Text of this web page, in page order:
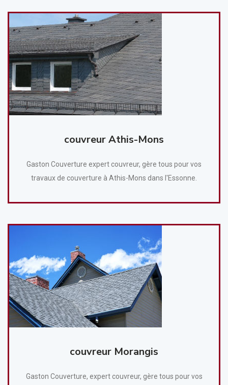
couvreur Athis-Mons
Gaston Couverture expert couvreur, gère tous pour vos
travaux de couverture à Athis-Mons dans l'Essonne.
couvreur Morangis
Gaston Couverture, expert couvreur, gère tous pour vos